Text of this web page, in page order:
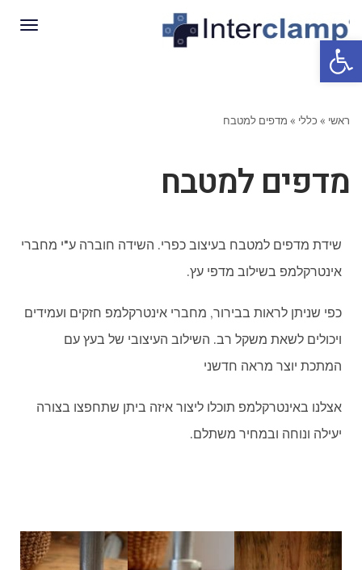
ראשי » כללי » מדפים למטבח
מדפים למטבח
שידת מדפים למטבח בעיצוב כפרי. השידה חוברה ע"י מחברי
אינטרקלמפ בשילוב מדפי עץ.
כפי שניתן לראות בבירור, מחברי אינטרקלמפ חזקים ועמידים
ויכולים לשאת משקל רב. השילוב העיצובי של בעץ עם
המתכת יוצר מראה חדשני
אצלנו באינטרקלמפ תוכלו ליצור איזה ביתן שתחפצו בצורה
יעילה ונוחה ובמחיר משתלם.
פתח סרגל נגישות